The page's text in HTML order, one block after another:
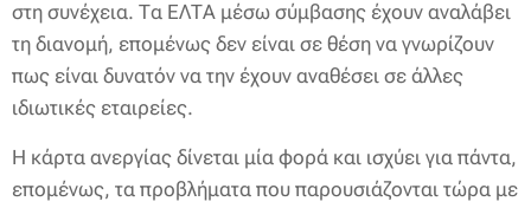
στη συνέχεια. Τα ΕΛΤΑ μέσω σύμβασης έχουν αναλάβει
τη διανομή, επομένως δεν είναι σε θέση να γνωρίζουν
πως είναι δυνατόν να την έχουν αναθέσει σε άλλες
ιδιωτικές εταιρείες.
Η κάρτα ανεργίας δίνεται μία φορά και ισχύει για πάντα,
επομένως, τα προβλήματα που παρουσιάζονται τώρα με